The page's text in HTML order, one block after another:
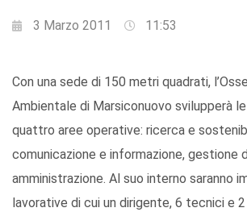
3 Marzo 2011 11:53
Con una sede di 150 metri quadrati,
Ambientale di Marsiconuovo svilupperà
quattro aree operative: ricerca e
comunicazione e informazione, gestione
amministrazione. Al suo interno saranno
lavorative di cui un dirigente, 6 tecnici e